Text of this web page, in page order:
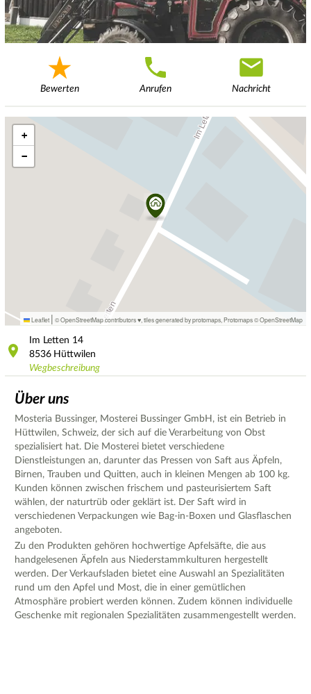
Bewerten Anrufen Nachricht
+
−
Leaflet | © OpenStreetMap contributors ♥, tiles generated by protomaps Protomaps©OpenStreetMap
Im Letten 14
8536 Hüttwilen
Wegbeschreibung
Über uns
Mosteria Bussinger, Mosterei Bussinger GmbH, ist ein Betrieb in
Hüttwilen, Schweiz, der sich auf die Verarbeitung von Obst
spezialisiert hat. Die Mosterei bietet verschiedene
Dienstleistungen an, darunter das Pressen von Saft aus Äpfeln,
Birnen, Trauben und Quitten, auch in kleinen Mengen ab 100 kg.
Kunden können zwischen frischem und pasteurisiertem Saft
wählen, der naturtrüb oder geklärt ist. Der Saft wird in
verschiedenen Verpackungen wie Bag-in-Boxen und Glasflaschen
angeboten.
Zu den Produkten gehören hochwertige Apfelsäfte, die aus
handgelesenen Äpfeln aus Niederstammkulturen hergestellt
werden. Der Verkaufsladen bietet eine Auswahl an Spezialitäten
rund um den Apfel und Most, die in einer gemütlichen
Atmosphäre probiert werden können. Zudem können individuelle
Geschenke mit regionalen Spezialitäten zusammengestellt werden.